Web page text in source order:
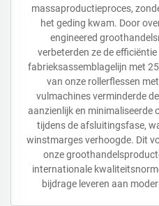
massaproductieproces,
het geding kwam. Door
engineered
verbeterden ze de
fabrieksassemblagelijn met
van onze rollerflessen
vulmachines verminderde
aanzienlijk en minimaliseerde
tijdens de afsluitingsfase,
winstmarges verhoogde. Dit
onze
internationale
bijdrage leveren aan